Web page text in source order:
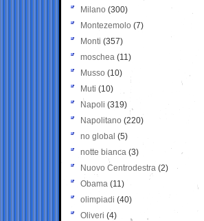
Milano (300)
Montezemolo (7)
Monti (357)
moschea (11)
Musso (10)
Muti (10)
Napoli (319)
Napolitano (220)
no global (5)
notte bianca (3)
Nuovo Centrodestra (2)
Obama (11)
olimpiadi (40)
Oliveri (4)